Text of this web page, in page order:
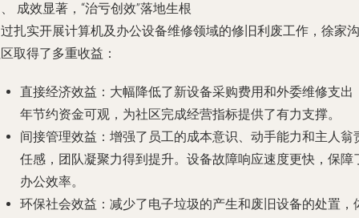
成效显著，“治亏创效”落地生根
扎实开展计算机及办公设备维修领域的修旧利废工作，徐家沟
取得了多重收益：
直接经济效益 ：大幅降低了新设备采购费用和外委维修支出
年节约资金可观，为社区完成经营指标提供了有力支撑。
间接管理效益 ：增强了员工的成本意识、动手能力和主人翁
任感，团队凝聚力得到提升。设备故障响应速度更快，保障
办公效率。
环保社会效益 ：减少了电子垃圾的产生和废旧设备的处置，